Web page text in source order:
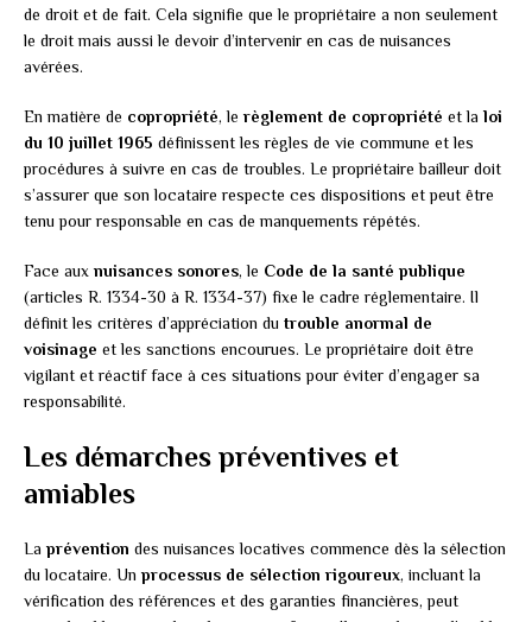
de droit et de fait. Cela signifie que le propriétaire a non seulement
le droit mais aussi le devoir d’intervenir en cas de nuisances
avérées.
En matière de copropriété, le règlement de copropriété et la loi
du 10 juillet 1965 définissent les règles de vie commune et les
procédures à suivre en cas de troubles. Le propriétaire bailleur doit
s’assurer que son locataire respecte ces dispositions et peut être
tenu pour responsable en cas de manquements répétés.
Face aux nuisances sonores, le Code de la santé publique
(articles R. 1334-30 à R. 1334-37) fixe le cadre réglementaire. Il
définit les critères d’appréciation du trouble anormal de
voisinage et les sanctions encourues. Le propriétaire doit être
vigilant et réactif face à ces situations pour éviter d’engager sa
responsabilité.
Les démarches préventives et
amiables
La prévention des nuisances locatives commence dès la sélection
du locataire. Un processus de sélection rigoureux, incluant la
vérification des références et des garanties financières, peut